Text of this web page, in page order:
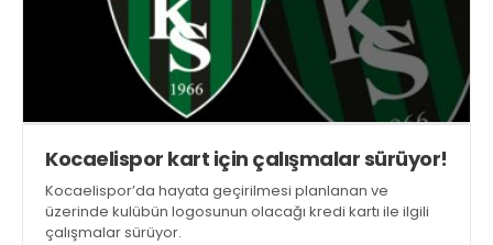
Kocaelispor kart için çalışmalar sürüyor!
Kocaelispor’da hayata geçirilmesi planlanan ve
üzerinde kulübün logosunun olacağı kredi kartı ile ilgili
çalışmalar sürüyor.